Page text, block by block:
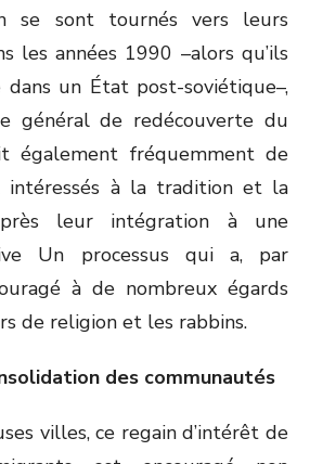
se sont tournés vers leurs
les années 1990 –alors qu’ils
dans un État post-soviétique–,
général de redécouverte du
également fréquemment de
intéressés à la tradition et la
leur intégration à une
Un processus qui a, par
à de nombreux égards
de religion et les rabbins.
des communautés
villes, ce regain d’intérêt de